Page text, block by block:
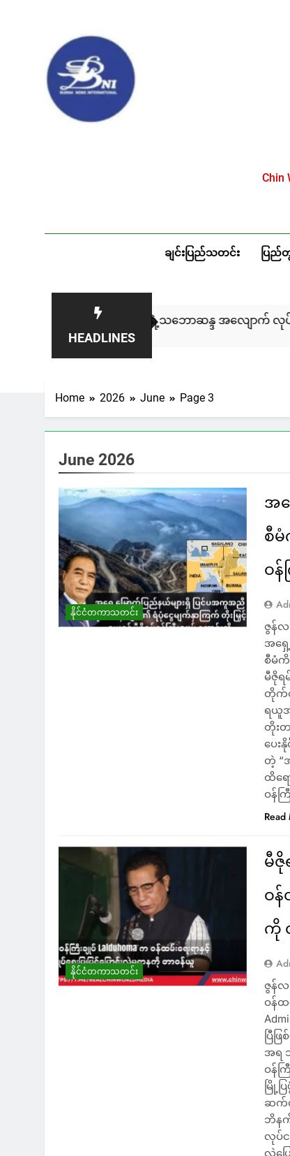
ချင်းပြည်သတင်း ပြည်
HEADLINES
ာင်ပိုင်းတချို့ရဲ့သဘောဆန္ဒ အလျောက် လုပ်ခဲ့တာဖြစ်ပြီး အ
Home 2026 June Page 3
June 2026
နိုင်ငံတကာသတင်း
အရှ
စီမံ
ဝန်
ဇွန်လ
အရှ
စီမံကိ
မီဇိုရ
တိုက်
ရယူ
တိုး
ပေး
တဲ့ “
ထိရေ
ဝန်
Read
နိုင်ငံတကာသတင်း
မီဇို
ဝန်
ကို
ဇွန်လ
ဝန်ထ
ပြီ
အရ
ဝန်က
မြို့ပ
ဆက်လ
ဘိနက်
လုပ်င
လွှဲပြ